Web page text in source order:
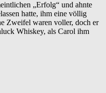
„Erfolg“ und ahnte
hatte, ihm eine völlig
Zweifel waren voller, doch er
Whiskey, als Carol ihm